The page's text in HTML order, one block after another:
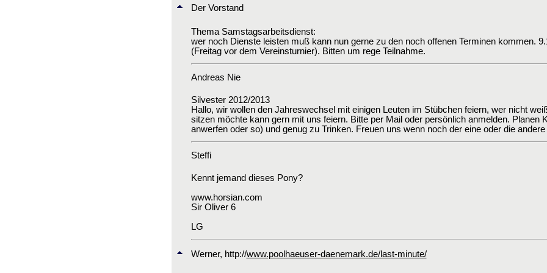
Der Vorstand
Thema Samstagsarbeitsdienst:
wer noch Dienste leisten muß kann nun gerne zu den noch offenen Terminen kommen.
(Freitag vor dem Vereinsturnier). Bitten um rege Teilnahme.
Andreas Nie
Silvester 2012/2013
Hallo, wir wollen den Jahreswechsel mit einigen Leuten im Stübchen feiern, wer nicht
sitzen möchte kann gern mit uns feiern. Bitte per Mail oder persönlich anmelden. Planen
anwerfen oder so) und genug zu Trinken. Freuen uns wenn noch der eine oder die
Steffi
Kennt jemand dieses Pony?
www.horsian.com
Sir Oliver 6
LG
Werner, http://www.poolhaeuser-daenemark.de/last-minute/